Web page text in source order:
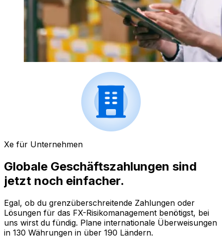
Xe für Unternehmen
Globale Geschäftszahlungen sind
jetzt noch einfacher.
Egal, ob du grenzüberschreitende Zahlungen oder
Lösungen für das FX-Risikomanagement benötigst, bei
uns wirst du fündig. Plane internationale Überweisungen
in 130 Währungen in über 190 Ländern.